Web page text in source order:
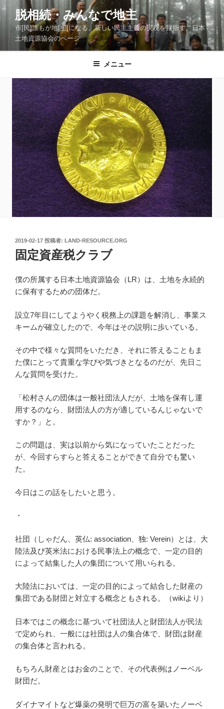
コ
ツ
脱相続・みんなで地主
市[民]誰もが地[主]になる、新しい民主主義の実現を目指す、日本
土地資源協会のページ
メニュー
投
稿
日:
2019-02-17 投稿者: LAND-RESOURCE.ORG
固定資産税クラブ
僕の所属する日本土地資源協会（LR）は、土地を永続的
に保有するための団体だ。
設立7年目にしてようやく税務上の課題を解消し、事業ス
キームが確立したので、今年はその説明に歩いている。
その中で様々な質問をいただき、それに答えることもま
た僕にとって貴重な学びや気づきとなるのだが、先日こ
んな質問を受けた。
「松村さんの団体は一般社団法人だが、土地を保有し運
用するのなら、財団法人の方が適しているんじゃないで
すか？」と。
この問題は、実は以前から気になっていたことだった
が、今回すらすらと答えることができて自分でも驚い
た。
今日はこの話をしたいと思う。
・
社団（しゃだん、英仏: association、独: Verein）とは、大
陸法及び英米法における民事法上の概念で、一定の目的
によって結集した人の集団について用いられる。
大陸法においては、一定の目的によって結合した財産の
集団である財団と対立する概念ともされる。（wikiより）
日本ではこの概念に基づいて社団法人と財団法人が民法
で定められ、一般には社団は人の集合体で、財団は財産
の集合体と言われる。
もちろん財産とはお金のことで、その代表例はノーベル
財団だ。
ダイナマイトなど爆薬の発明で巨万の富を築いたノーベ